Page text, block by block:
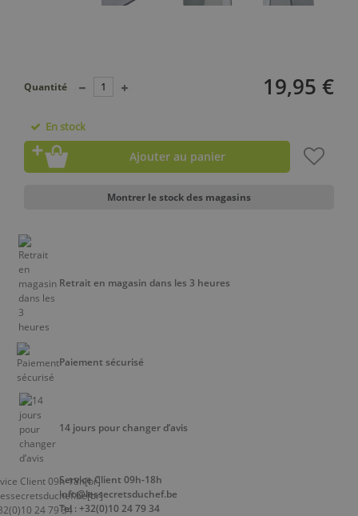
19,95 €
Quantité
En stock
Ajouter au panier
Montrer le stock des magasins
Retrait en magasin dans les 3 heures
Paiement sécurisé
14 jours pour changer d’avis
Service Client 09h-18h
info@lessecretsduchef.be
Tel : +32(0)10 24 79 34